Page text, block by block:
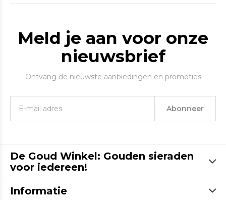
Meld je aan voor onze
nieuwsbrief
Ontvang de nieuwste aanbiedingen en promoties
Abonneer
De Goud Winkel: Gouden sieraden
voor iedereen!
Informatie